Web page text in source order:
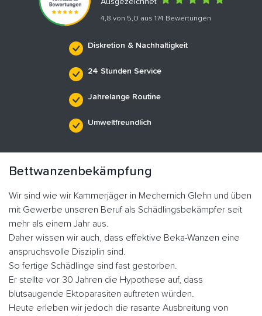
Ausgezeichnet
4,8 von 5,0 aus 174 Bewertungen
Diskretion & Nachhaltigkeit
24 Stunden Service
Jahrelange Routine
Umweltfreundlich
Bettwanzenbekämpfung
Wir sind wie wir Kammerjäger in Mechernich Glehn und üben
mit Gewerbe unseren Beruf als Schädlingsbekämpfer seit
mehr als einem Jahr aus.
Daher wissen wir auch, dass effektive Beka-Wanzen eine
anspruchsvolle Disziplin sind.
So fertige Schädlinge sind fast gestorben.
Er stellte vor 30 Jahren die Hypothese auf, dass
blutsaugende Ektoparasiten auftreten würden.
Heute erleben wir jedoch die rasante Ausbreitung von